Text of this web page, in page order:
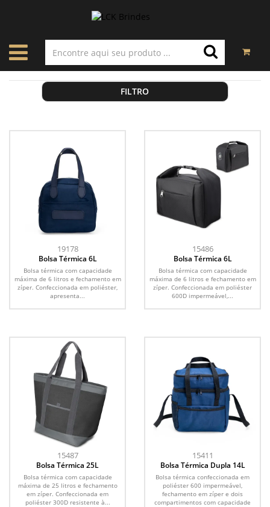
FILTRO
19178
Bolsa Térmica 6L
Bolsa térmica com capacidade
máxima de 6 litros e fechamento em
zíper. Confeccionada em poliéster,
apresenta...
15486
Bolsa Térmica 6L
Bolsa térmica com capacidade
máxima de 6 litros e fechamento em
zíper. Confeccionada em poliéster
600D impermeável,...
15487
Bolsa Térmica 25L
Bolsa térmica com capacidade
máxima de 25 litros e fechamento
em zíper. Confeccionada em
poliéster 300D resistente à...
15411
Bolsa Térmica Dupla 14L
Bolsa térmica confeccionada em
poliéster 600 impermeável,
fechamento em zíper e dois
compartimentos com capacidade